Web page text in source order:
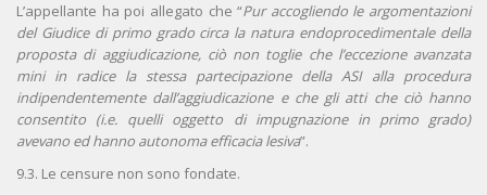
L’appellante ha poi allegato che “Pur accogliendo le argomentazioni
del Giudice di primo grado circa la natura endoprocedimentale della
proposta di aggiudicazione, ciò non toglie che l’eccezione avanzata
mini in radice la stessa partecipazione della ASI alla procedura
indipendentemente dall’aggiudicazione e che gli atti che ciò hanno
consentito (i.e. quelli oggetto di impugnazione in primo grado)
avevano ed hanno autonoma efficacia lesiva”.
9.3. Le censure non sono fondate.